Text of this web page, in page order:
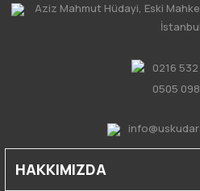
Aziz Mahmut Hüdayi, Eski
İstanbul
0216
0505
HAKKIMIZDA